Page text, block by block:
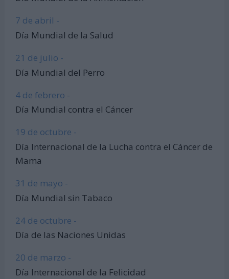
7 de abril -
Día Mundial de la Salud
21 de julio -
Día Mundial del Perro
4 de febrero -
Día Mundial contra el Cáncer
19 de octubre -
Día Internacional de la Lucha contra el Cáncer de
Mama
31 de mayo -
Día Mundial sin Tabaco
24 de octubre -
Día de las Naciones Unidas
20 de marzo -
Día Internacional de la Felicidad